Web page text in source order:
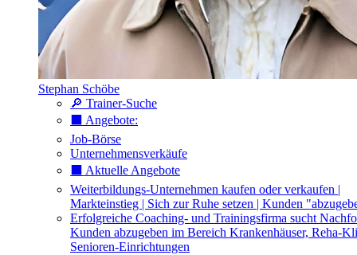
Stephan Schöbe
🔎 Trainer-Suche
⬛️ Angebote:
Job-Börse
Unternehmensverkäufe
⬛️ Aktuelle Angebote
Weiterbildungs-Unternehmen kaufen oder verkaufen |
Markteinstieg | Sich zur Ruhe setzen | Kunden
Erfolgreiche Coaching- und Trainingsfirma sucht
Kunden abzugeben im Bereich Krankenhäuser, Reha-
Senioren-Einrichtungen